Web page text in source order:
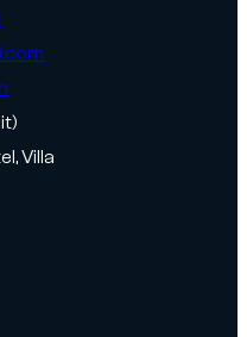
Villa